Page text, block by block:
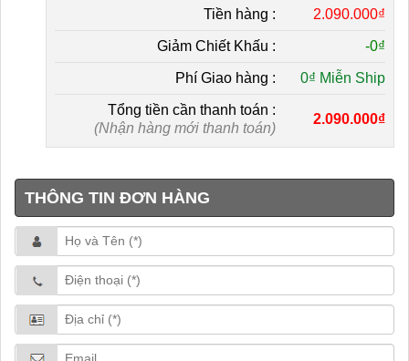
Tiền hàng : 2.090.000₫
Giảm Chiết Khấu : -0₫
Phí Giao hàng : 0₫ Miễn Ship
Tổng tiền cần thanh toán :
(Nhận hàng mới thanh toán)
2.090.000₫
THÔNG TIN ĐƠN HÀNG